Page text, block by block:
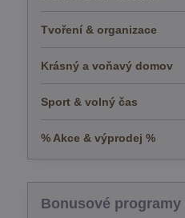
Tvoření & organizace
Krásný a voňavý domov
Sport & volný čas
% Akce & výprodej %
Bonusové programy